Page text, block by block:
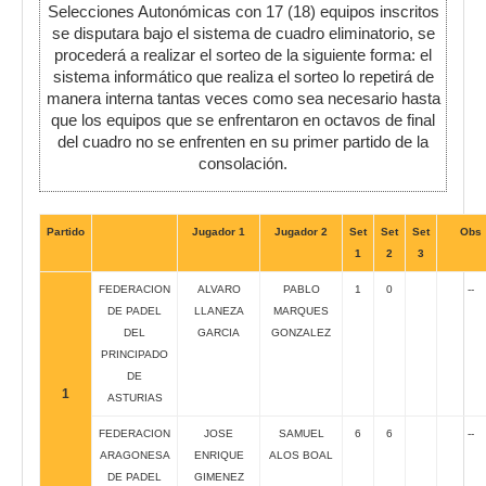
Selecciones Autonómicas con 17 (18) equipos inscritos
se disputara bajo el sistema de cuadro eliminatorio, se
procederá a realizar el sorteo de la siguiente forma: el
sistema informático que realiza el sorteo lo repetirá de
manera interna tantas veces como sea necesario hasta
que los equipos que se enfrentaron en octavos de final
del cuadro no se enfrenten en su primer partido de la
consolación.
Partido Jugador 1 Jugador 2
Set
1
Set
2
Set
3
Obs
1
FEDERACION
DE PADEL
DEL
PRINCIPADO
DE
ASTURIAS
ALVARO
LLANEZA
GARCIA
PABLO
MARQUES
GONZALEZ
1 0 --
FEDERACION
ARAGONESA
DE PADEL
JOSE
ENRIQUE
GIMENEZ
SAMUEL
ALOS BOAL
6 6 --